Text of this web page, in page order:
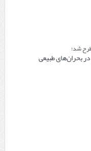
شد؛
بحران‌های طبیعی